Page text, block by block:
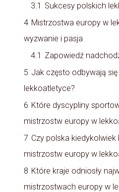
3.1 Sukcesy polskich
4 Mistrzostwa europy w
wyzwanie i pasja
4.1 Zapowiedź
5 Jak często odbywają
lekkoatletyce?
6 Które dyscypliny
mistrzostw europy w
7 Czy polska kiedykolwiek
mistrzostw europy w
8 Które kraje odniosły
mistrzostwach europy w